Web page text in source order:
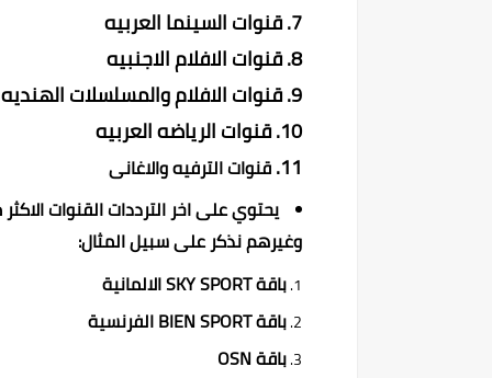
قنوات السينما العربيه
قنوات الافلام الاجنبيه
قنوات الافلام والمسلسلات الهنديه
قنوات الرياضه العربيه
قنوات الترفيه والاغانى
يحتوي على اخر الترددات القنوات
وغيرهم نذكر على سبيل المثال:
باقة SKY SPORT الالمانية
باقة BIEN SPORT الفرنسية
باقة OSN